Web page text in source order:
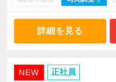
・経験値が自然と積み上
・有給取得率90％以上
詳細を見る
NEW 正社員